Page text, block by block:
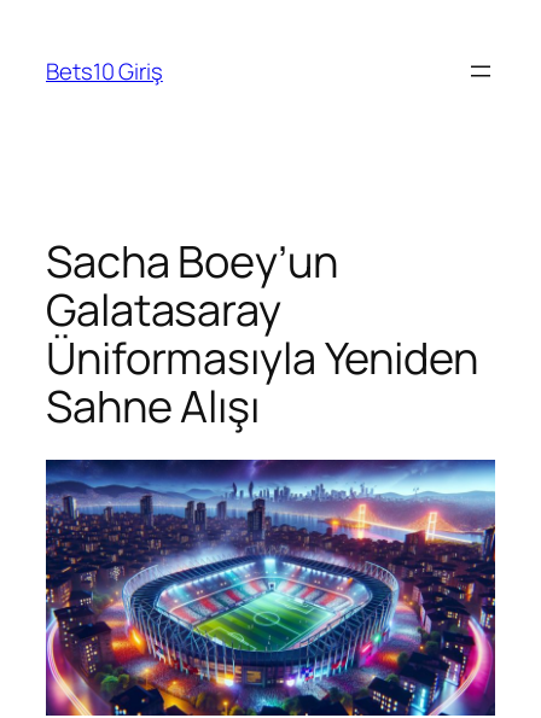
content
Bets10 Giriş
Sacha Boey’un
Galatasaray
Üniformasıyla Yeniden
Sahne Alışı